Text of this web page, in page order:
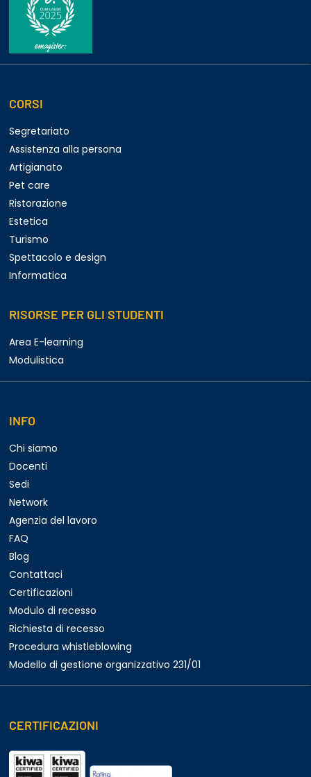
CORSI
Segretariato
Assistenza alla persona
Artigianato
Pet care
Ristorazione
Estetica
Turismo
Spettacolo e design
Informatica
RISORSE PER GLI STUDENTI
Area E-learning
Modulistica
INFO
Chi siamo
Docenti
Sedi
Network
Agenzia del lavoro
FAQ
Blog
Contattaci
Certificazioni
Modulo di recesso
Richiesta di recesso
Procedura whistleblowing
Modello di gestione organizzativo 231/01
CERTIFICAZIONI